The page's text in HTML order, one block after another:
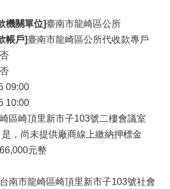
機關單位]臺南市龍崎區公所
帳戶]臺南市龍崎區公所代收款專戶
否
否
09:00
10:00
區崎頂里新市子103號二樓會議室
是，尚未提供廠商線上繳納押標金
元整
台南市龍崎區崎頂里新市子103號社會